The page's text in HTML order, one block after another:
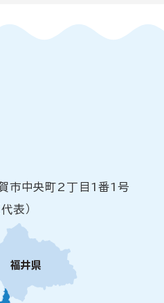
中央町2丁目1番1号
表）